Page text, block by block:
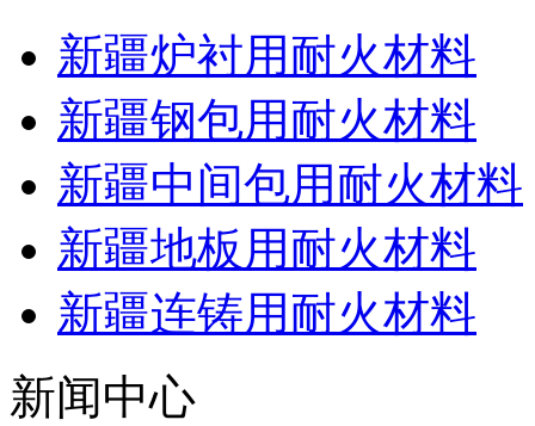
新疆炉衬用耐火材料
新疆钢包用耐火材料
新疆中间包用耐火材料
新疆地板用耐火材料
新疆连铸用耐火材料
新闻中心